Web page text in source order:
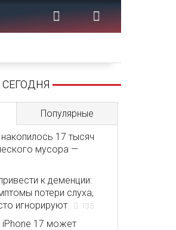
Популярные
17 тысяч
мусора —
к деменции:
потери слуха,
игнорируют
135
iPhone 17 может